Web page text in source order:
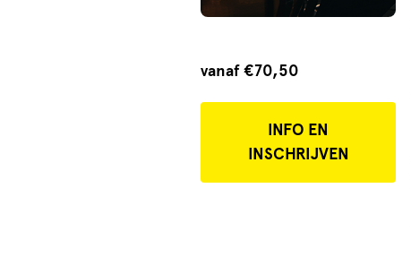
vanaf €70,50
INFO EN
INSCHRIJVEN